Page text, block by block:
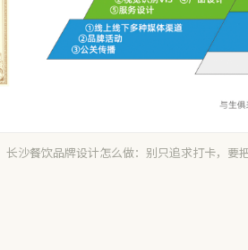
长沙餐饮品牌设计怎么做：别只追求打卡，要